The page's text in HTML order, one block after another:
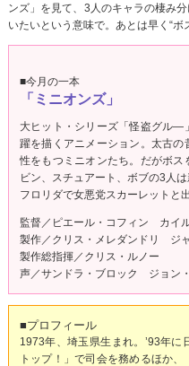
ンズ」を見て、3人のキャラの棲み
いたいという意味で。あとは早く“ボ
■今月の一本
「ミニオンズ」
大ヒット・シリーズ「怪盗グル―
躍を描くアニメーション。太古
性をもつミニオンたち。だがボ
ビン、スチュアート、ボブの3人
フロリダで女悪党スカーレットと出
監督／ピエール・コフィン カイ
製作／クリス・メレダンドリ ジ
製作総指揮／クリス・ルノー
声／サンドラ・ブロック ジョン
■プロフィール
1973年、埼玉県生まれ。’93年に
トップ！」で司会を務めるほか